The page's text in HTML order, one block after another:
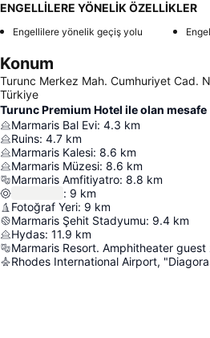
ENGELLİLERE YÖNELİK ÖZELLİKLER
Engellilere yönelik geçiş yolu
Konum
Turunc Merkez Mah. Cumhuriyet Cad.
Türkiye
Turunc Premium Hotel ile olan mesafe
Marmaris Bal Evi: 4.3 km
Ruins: 4.7 km
Marmaris Kalesi: 8.6 km
Marmaris Müzesi: 8.6 km
Marmaris Amfitiyatro: 8.8 km
: 9 km
Fotoğraf Yeri: 9 km
Marmaris Şehit Stadyumu: 9.4 km
Hydas: 11.9 km
Marmaris Resort. Amphitheater guest
Rhodes International Airport,